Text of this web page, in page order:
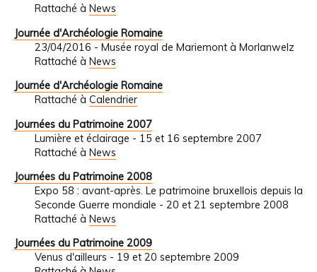
Rattaché à News
Journée d'Archéologie Romaine
23/04/2016 - Musée royal de Mariemont à Morlanwelz
Rattaché à News
Journée d'Archéologie Romaine
Rattaché à Calendrier
Journées du Patrimoine 2007
Lumière et éclairage - 15 et 16 septembre 2007
Rattaché à News
Journées du Patrimoine 2008
Expo 58 : avant-après. Le patrimoine bruxellois depuis la
Seconde Guerre mondiale - 20 et 21 septembre 2008
Rattaché à News
Journées du Patrimoine 2009
Venus d'ailleurs - 19 et 20 septembre 2009